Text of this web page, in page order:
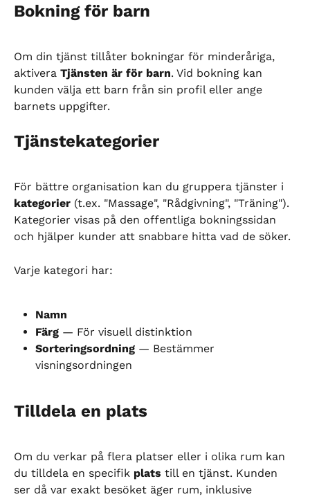
Bokning för barn
Om din tjänst tillåter bokningar för minderåriga,
aktivera Tjänsten är för barn. Vid bokning kan
kunden välja ett barn från sin profil eller ange
barnets uppgifter.
Tjänstekategorier
För bättre organisation kan du gruppera tjänster i
kategorier (t.ex. "Massage", "Rådgivning", "Träning").
Kategorier visas på den offentliga bokningssidan
och hjälper kunder att snabbare hitta vad de söker.
Varje kategori har:
Namn
Färg — För visuell distinktion
Sorteringsordning — Bestämmer
visningsordningen
Tilldela en plats
Om du verkar på flera platser eller i olika rum kan
du tilldela en specifik plats till en tjänst. Kunden
ser då var exakt besöket äger rum, inklusive